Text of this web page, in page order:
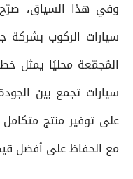
وفي هذا السياق،
سيارات الركوب
المُجمّعة محليًا يمثل
سيارات تجمع بين
على توفير منتج
مع الحفاظ على أفضل